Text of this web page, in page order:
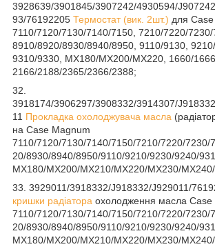
3928639/3901845/3907242/4930594/
93/76192205 Термостат (вик. 2шт.) для Case
7110/7120/7130/7140/7150, 7210/7220/
8910/8920/8930/8940/8950, 9110/9130,
9310/9330, MX180/MX200/MX220, 1660/
2166/2188/2365/2366/2388;
32.
3918174/3906297/3908332/3914307/
11 Прокладка охолоджувача масла
на Case Magnum
7110/7120/7130/7140/7150/7210/7220/7230/
20/8930/8940/8950/9110/9210/9230/9240/
MX180/MX200/MX210/MX220/MX230/
33. 3929011/3918332/J918332/J929011/
кришки радіатора охолодження масла Case
7110/7120/7130/7140/7150/7210/7220/7230/
20/8930/8940/8950/9110/9210/9230/9240/
MX180/MX200/MX210/MX220/MX230/